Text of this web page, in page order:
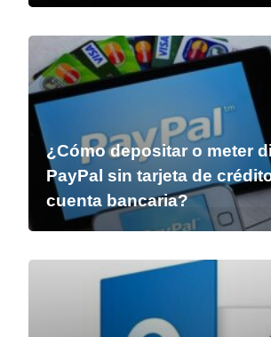
¿Cómo depositar o meter
PayPal sin tarjeta de
cuenta bancaria?